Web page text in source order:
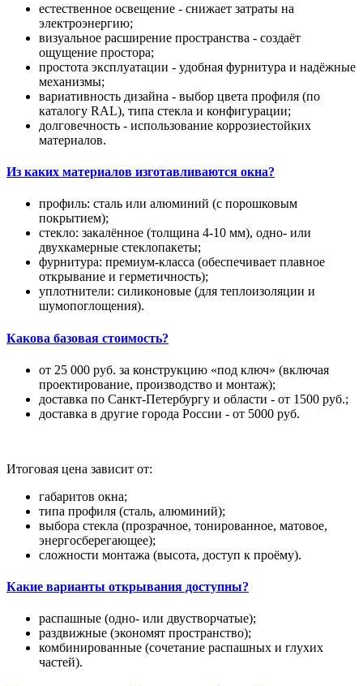
естественное освещение - снижает затраты на
электроэнергию;
визуальное расширение пространства - создаёт
ощущение простора;
простота эксплуатации - удобная фурнитура и надёжные
механизмы;
вариативность дизайна - выбор цвета профиля (по
каталогу RAL), типа стекла и конфигурации;
долговечность - использование коррозиестойких
материалов.
Из каких материалов изготавливаются окна?
профиль: сталь или алюминий (с порошковым
покрытием);
стекло: закалённое (толщина 4-10 мм), одно- или
двухкамерные стеклопакеты;
фурнитура: премиум-класса (обеспечивает плавное
открывание и герметичность);
уплотнители: силиконовые (для теплоизоляции и
шумопоглощения).
Какова базовая стоимость?
от 25 000 руб. за конструкцию «под ключ» (включая
проектирование, производство и монтаж);
доставка по Санкт-Петербургу и области - от 1500 руб.;
доставка в другие города России - от 5000 руб.
Итоговая цена зависит от:
габаритов окна;
типа профиля (сталь, алюминий);
выбора стекла (прозрачное, тонированное, матовое,
энергосберегающее);
сложности монтажа (высота, доступ к проёму).
Какие варианты открывания доступны?
распашные (одно- или двустворчатые);
раздвижные (экономят пространство);
комбинированные (сочетание распашных и глухих
частей).